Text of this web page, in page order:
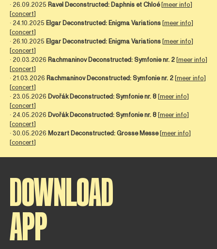
∙ 26.09.2025 Ravel Deconstructed: Daphnis et Chloé [meer info]
[concert]
∙ 24.10.2025 Elgar Deconstructed: Enigma Variations [meer info]
[concert]
∙ 26.10.2025 Elgar Deconstructed: Enigma Variations [meer info]
[concert]
∙ 20.03.2026 Rachmaninov Deconstructed: Symfonie nr. 2 [meer info]
[concert]
∙ 21.03.2026 Rachmaninov Deconstructed: Symfonie nr. 2 [meer info]
[concert]
∙ 23.05.2026 Dvořák Deconstructed: Symfonie nr. 8 [meer info]
[concert]
∙ 24.05.2026 Dvořák Deconstructed: Symfonie nr. 8 [meer info]
[concert]
∙ 30.05.2026 Mozart Deconstructed: Grosse Messe[meer info]
[concert]
DOWNLOAD
APP